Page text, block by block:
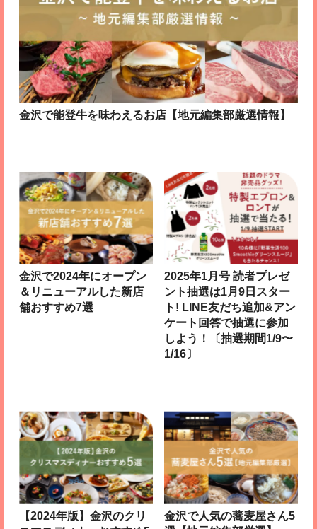
金沢で能登牛を味わえるお店【地元編集部厳選情報】
金沢で2024年にオープン
＆リニューアルした新店
舗おすすめ7選
2025年1月号 読者プレゼ
ント抽選は1月9日スター
ト! LINE友だち追加&アン
ケート回答で抽選に参加
しよう！〔抽選期間1/9〜
1/16〕
【2024年版】金沢のクリ
金沢で人気の蕎麦屋さん5